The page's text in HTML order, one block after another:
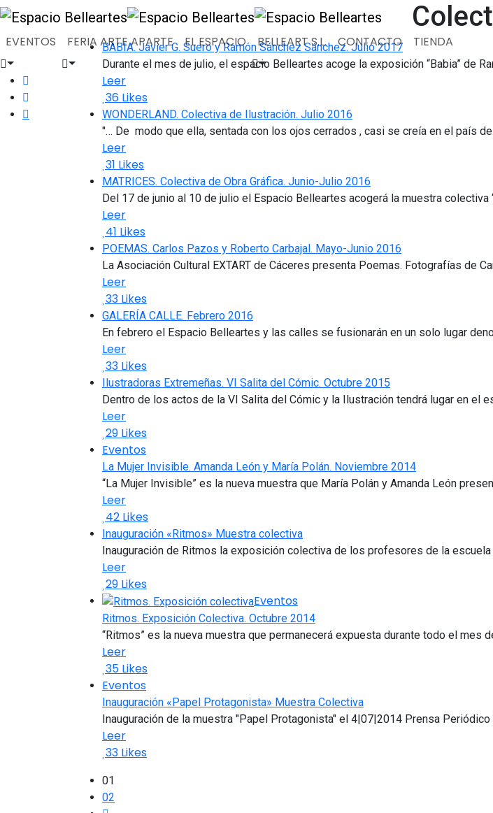
EVENTOS FERIA ARTE APARTE EL ESPACIO BELLEART S.L. CONTACTO TIENDA
BABIA. Javier G. Suero y Ramón Sánchez Sánchez. Julio 2017
Durante el mes de julio, el espacio Belleartes acoge la exposición “Babia” de
Leer
36 Likes
WONDERLAND. Colectiva de Ilustración. Julio 2016
"… De modo que ella, sentada con los ojos cerrados , casi se creía en el país
Leer
31 Likes
MATRICES. Colectiva de Obra Gráfica. Junio-Julio 2016
Del 17 de junio al 10 de julio el Espacio Belleartes acogerá la muestra colectiva
Leer
41 Likes
POEMAS. Carlos Pazos y Roberto Carbajal. Mayo-Junio 2016
La Asociación Cultural EXTART de Cáceres presenta Poemas. Fotografías de
Leer
33 Likes
GALERÍA CALLE. Febrero 2016
En febrero el Espacio Belleartes y las calles se fusionarán en un solo lugar
Leer
33 Likes
Ilustradoras Extremeñas. VI Salita del Cómic. Octubre 2015
Dentro de los actos de la VI Salita del Cómic y la Ilustración tendrá lugar en el
Leer
29 Likes
Eventos
La Mujer Invisible. Amanda León y María Polán. Noviembre 2014
“La Mujer Invisible” es la nueva muestra que María Polán y Amanda León
Leer
42 Likes
Inauguración «Ritmos» Muestra colectiva
Inauguración de Ritmos la exposición colectiva de los profesores de la escuela
Leer
29 Likes
Eventos
Ritmos. Exposición Colectiva. Octubre 2014
“Ritmos” es la nueva muestra que permanecerá expuesta durante todo el mes
Leer
35 Likes
Eventos
Inauguración «Papel Protagonista» Muestra Colectiva
Inauguración de la muestra "Papel Protagonista" el 4|07|2014 Prensa
Leer
33 Likes
01
02